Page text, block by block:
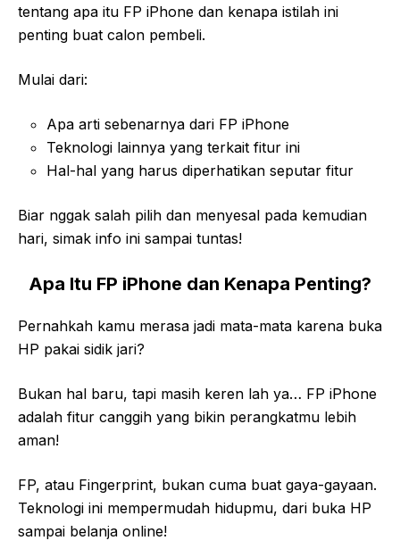
tentang apa itu FP iPhone dan kenapa istilah ini
penting buat calon pembeli.
Mulai dari:
Apa arti sebenarnya dari FP iPhone
Teknologi lainnya yang terkait fitur ini
Hal-hal yang harus diperhatikan seputar fitur
Biar nggak salah pilih dan menyesal pada kemudian
hari, simak info ini sampai tuntas!
Apa Itu FP iPhone dan Kenapa Penting?
Pernahkah kamu merasa jadi mata-mata karena buka
HP pakai sidik jari?
Bukan hal baru, tapi masih keren lah ya… FP iPhone
adalah fitur canggih yang bikin perangkatmu lebih
aman!
FP, atau Fingerprint, bukan cuma buat gaya-gayaan.
Teknologi ini mempermudah hidupmu, dari buka HP
sampai belanja online!